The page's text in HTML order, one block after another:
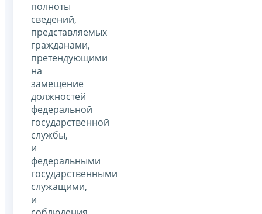
полноты
сведений,
представляемых
гражданами,
претендующими
на
замещение
должностей
федеральной
государственной
службы,
и
федеральными
государственными
служащими,
и